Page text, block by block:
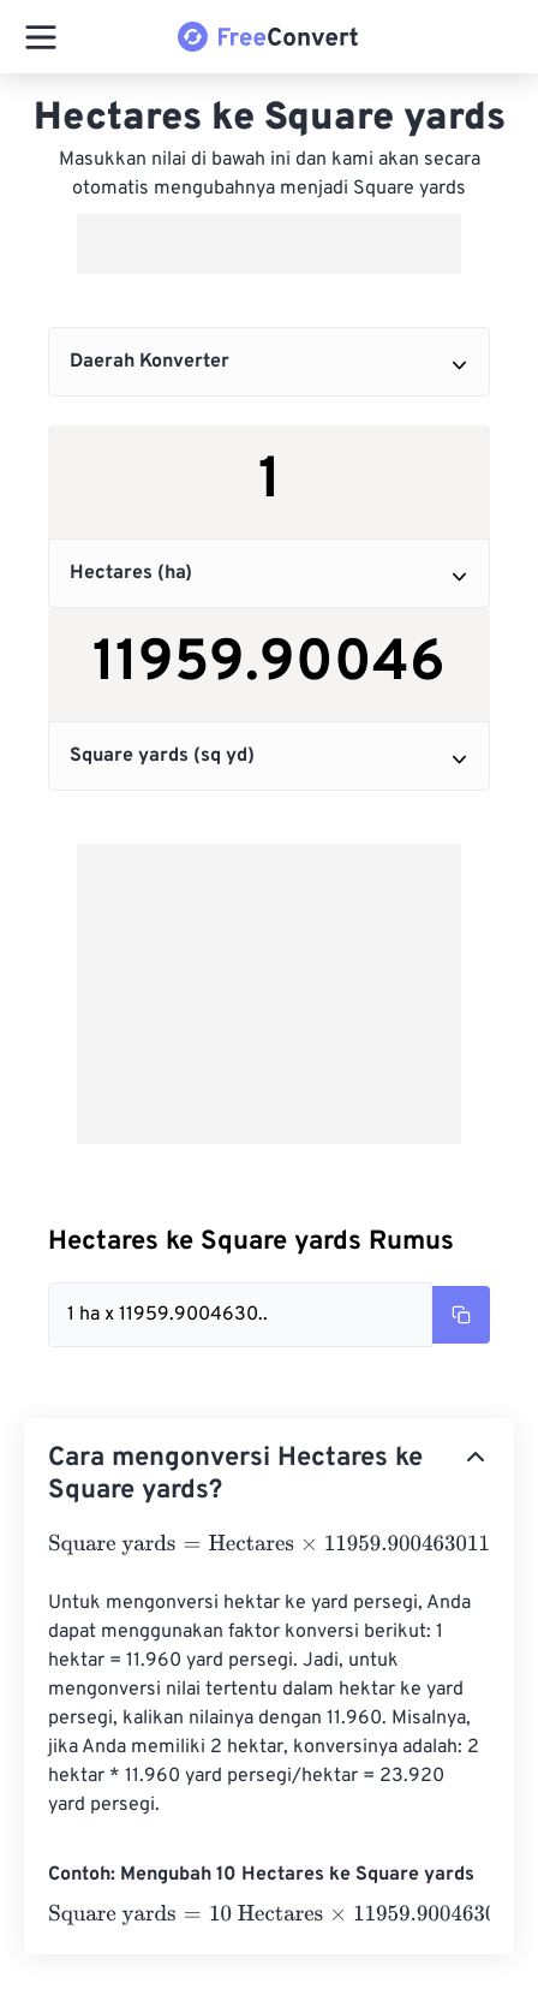
Hectares ke Square yards
Masukkan nilai di bawah ini dan kami akan secara
otomatis mengubahnya menjadi Square yards
Hectares ke Square yards Rumus
1 ha x 11959.9004630..
Cara mengonversi Hectares ke
Square yards?
Square yards=Hectares×11959.900463011
Untuk mengonversi hektar ke yard persegi, Anda
dapat menggunakan faktor konversi berikut: 1
hektar = 11.960 yard persegi. Jadi, untuk
mengonversi nilai tertentu dalam hektar ke yard
persegi, kalikan nilainya dengan 11.960. Misalnya,
jika Anda memiliki 2 hektar, konversinya adalah: 2
hektar * 11.960 yard persegi/hektar = 23.920
yard persegi.
Contoh: Mengubah 10 Hectares ke Square yards
Square yards=10 Hectares×11959.900463011=